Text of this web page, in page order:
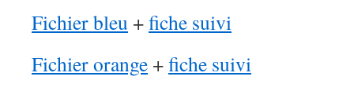
Fichier bleu +fiche suivi
Fichier orange +fiche suivi